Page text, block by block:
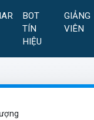
BOT
TÍN
HIỆU
GIẢNG
VIÊN